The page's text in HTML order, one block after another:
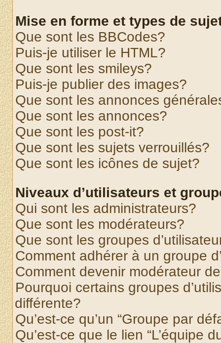
Mise en forme et types de
Que sont les BBCodes?
Puis-je utiliser le HTML?
Que sont les smileys?
Puis-je publier des images?
Que sont les annonces
Que sont les annonces?
Que sont les post-it?
Que sont les sujets verrouillés?
Que sont les icônes de sujet?
Niveaux d’utilisateurs et
Qui sont les administrateurs?
Que sont les modérateurs?
Que sont les groupes
Comment adhérer à un groupe
Comment devenir modérateur
Pourquoi certains groupes
différente?
Qu’est-ce qu’un “Groupe par
Qu’est-ce que le lien “L’équipe